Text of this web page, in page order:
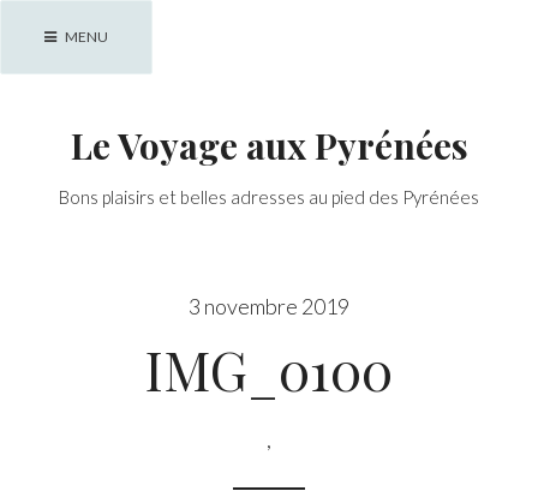
MENU
Le Voyage aux Pyrénées
Bons plaisirs et belles adresses au pied des Pyrénées
3 novembre 2019
IMG_0100
,